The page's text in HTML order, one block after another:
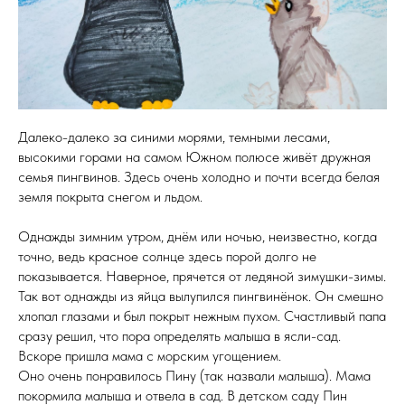
Далеко-далеко за синими морями, темными лесами,
высокими горами на самом Южном полюсе живёт дружная
семья пингвинов. Здесь очень холодно и почти всегда белая
земля покрыта снегом и льдом.
Однажды зимним утром, днём или ночью, неизвестно, когда
точно, ведь красное солнце здесь порой долго не
показывается. Наверное, прячется от ледяной зимушки-зимы.
Так вот однажды из яйца вылупился пингвинёнок. Он смешно
хлопал глазами и был покрыт нежным пухом. Счастливый папа
сразу решил, что пора определять малыша в ясли-сад.
Вскоре пришла мама с морским угощением.
Оно очень понравилось Пину (так назвали малыша). Мама
покормила малыша и отвела в сад. В детском саду Пин